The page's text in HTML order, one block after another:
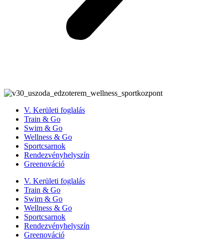
V. Kerületi foglalás
Train & Go
Swim & Go
Wellness & Go
Sportcsarnok
Rendezvényhelyszín
Greenováció
V. Kerületi foglalás
Train & Go
Swim & Go
Wellness & Go
Sportcsarnok
Rendezvényhelyszín
Greenováció